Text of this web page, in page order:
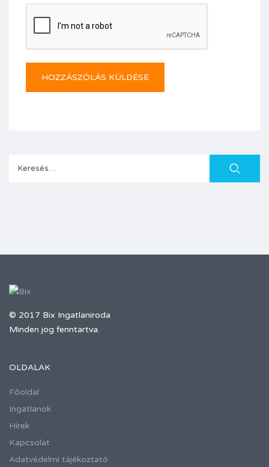
Keresés:
© 2017 Bix Ingatlaniroda
Minden jog fenntartva.
OLDALAK
Főoldal
Ingatlanok
Hírek
Kapcsolat
Adatvédelmi tájékoztató